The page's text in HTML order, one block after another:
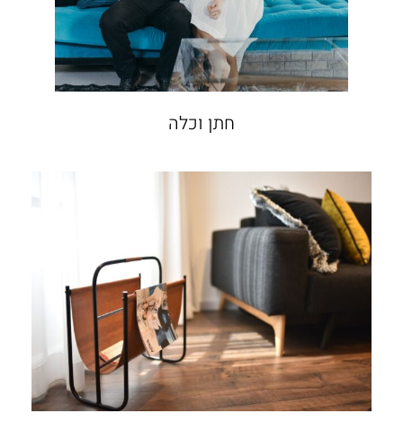
חתן וכלה